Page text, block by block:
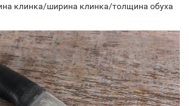
клинка/ширина клинка/толщина обуха